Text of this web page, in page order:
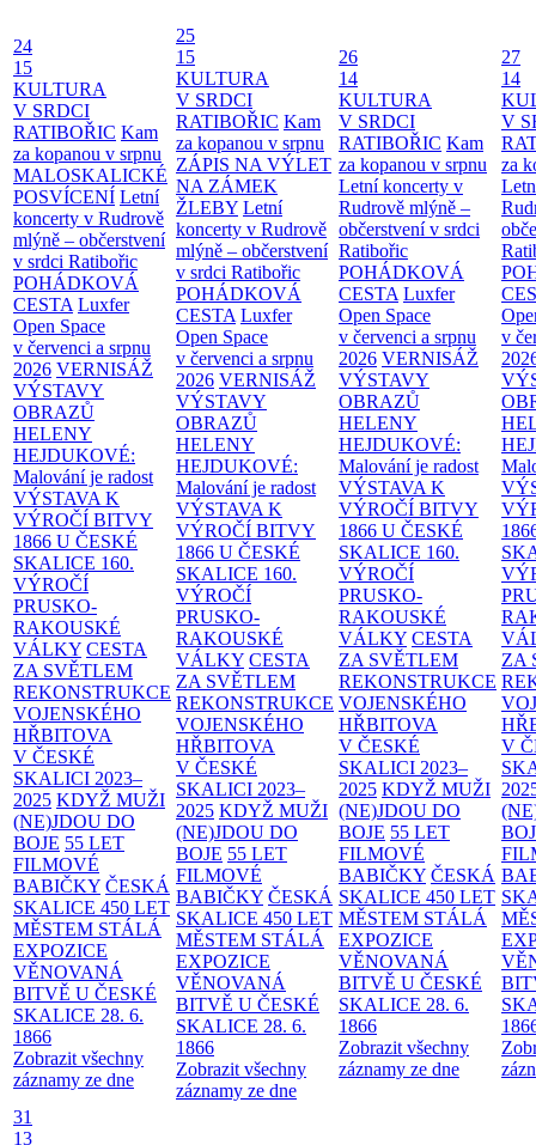
24
15
KULTURA
V SRDCI
RATIBOŘIC Kam
za kopanou v srpnu
MALOSKALICKÉ
POSVÍCENÍ Letní
koncerty v Rudrově
mlýně – občerstvení
v srdci Ratibořic
POHÁDKOVÁ
CESTA Luxfer
Open Space
v červenci a srpnu
2026 VERNISÁŽ
VÝSTAVY
OBRAZŮ
HELENY
HEJDUKOVÉ:
Malování je radost
VÝSTAVA K
VÝROČÍ BITVY
1866 U ČESKÉ
SKALICE 160.
VÝROČÍ
PRUSKO-
RAKOUSKÉ
VÁLKY CESTA
ZA SVĚTLEM
REKONSTRUKCE
VOJENSKÉHO
HŘBITOVA
V ČESKÉ
SKALICI 2023–
2025 KDYŽ MUŽI
(NE)JDOU DO
BOJE 55 LET
FILMOVÉ
BABIČKY ČESKÁ
SKALICE 450 LET
MĚSTEM STÁLÁ
EXPOZICE
VĚNOVANÁ
BITVĚ U ČESKÉ
SKALICE 28. 6.
1866
Zobrazit všechny
záznamy ze dne
25
15
KULTURA
V SRDCI
RATIBOŘIC Kam
za kopanou v srpnu
ZÁPIS NA VÝLET
NA ZÁMEK
ŽLEBY Letní
koncerty v Rudrově
mlýně – občerstvení
v srdci Ratibořic
POHÁDKOVÁ
CESTA Luxfer
Open Space
v červenci a srpnu
2026 VERNISÁŽ
VÝSTAVY
OBRAZŮ
HELENY
HEJDUKOVÉ:
Malování je radost
VÝSTAVA K
VÝROČÍ BITVY
1866 U ČESKÉ
SKALICE 160.
VÝROČÍ
PRUSKO-
RAKOUSKÉ
VÁLKY CESTA
ZA SVĚTLEM
REKONSTRUKCE
VOJENSKÉHO
HŘBITOVA
V ČESKÉ
SKALICI 2023–
2025 KDYŽ MUŽI
(NE)JDOU DO
BOJE 55 LET
FILMOVÉ
BABIČKY ČESKÁ
SKALICE 450 LET
MĚSTEM STÁLÁ
EXPOZICE
VĚNOVANÁ
BITVĚ U ČESKÉ
SKALICE 28. 6.
1866
Zobrazit všechny
záznamy ze dne
26
14
KULTURA
V SRDCI
RATIBOŘIC Kam
za kopanou v srpnu
Letní koncerty v
Rudrově mlýně –
občerstvení v srdci
Ratibořic
POHÁDKOVÁ
CESTA Luxfer
Open Space
v červenci a srpnu
2026 VERNISÁŽ
VÝSTAVY
OBRAZŮ
HELENY
HEJDUKOVÉ:
Malování je radost
VÝSTAVA K
VÝROČÍ BITVY
1866 U ČESKÉ
SKALICE 160.
VÝROČÍ
PRUSKO-
RAKOUSKÉ
VÁLKY CESTA
ZA SVĚTLEM
REKONSTRUKCE
VOJENSKÉHO
HŘBITOVA
V ČESKÉ
SKALICI 2023–
2025 KDYŽ MUŽI
(NE)JDOU DO
BOJE 55 LET
FILMOVÉ
BABIČKY ČESKÁ
SKALICE 450 LET
MĚSTEM STÁLÁ
EXPOZICE
VĚNOVANÁ
BITVĚ U ČESKÉ
SKALICE 28. 6.
1866
Zobrazit všechny
záznamy ze dne
27
14
V
za
v
ZA
V
31
13